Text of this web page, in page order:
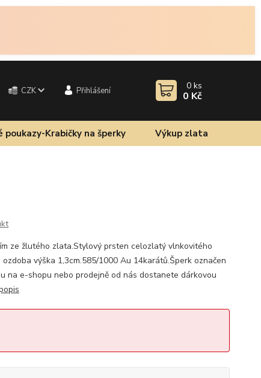
CZK Přihlášení 0 ks
0 Kč
poukazy-Krabičky na šperky Výkup zlata
ze žlutého zlata.Stylový prsten celozlatý vlnkovitého
výška 1,3cm.585/1000 Au 14karátů.Šperk označen
na e-shopu nebo prodejně od nás dostanete dárkovou